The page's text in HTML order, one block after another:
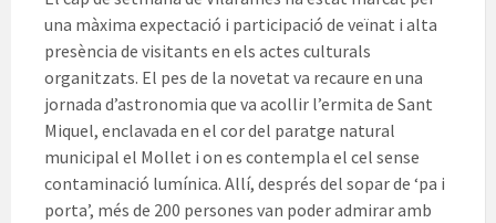
una màxima expectació i participació de veïnat i alta
presència de visitants en els actes culturals
organitzats. El pes de la novetat va recaure en una
jornada d’astronomia que va acollir l’ermita de Sant
Miquel, enclavada en el cor del paratge natural
municipal el Mollet i on es contempla el cel sense
contaminació lumínica. Allí, després del sopar de ‘pa i
porta’, més de 200 persones van poder admirar amb